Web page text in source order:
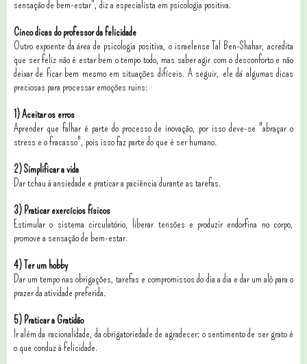
sensação de bem-estar", diz a especialista em psicologia positiva.
Cinco dicas do professor da felicidade
Outro expoente da área de psicologia positiva, o israelense Tal Ben-Shahar, acredita
que ser feliz não é estar bem o tempo todo, mas saber agir com o desconforto e não
deixar de ficar bem mesmo em situações difíceis. A seguir, ele dá algumas dicas
preciosas para processar emoções ruins:
1) Aceitar os erros
Aprender que falhar é parte do processo de inovação, por isso deve-se "abraçar o
stress e o fracasso", pois isso faz parte do que é ser humano.
2) Simplificar a vida
Dar tchau à ansiedade e praticar a paciência durante as tarefas.
3) Praticar exercícios físicos
Estimular o sistema circulatório, liberar tensões e produzir endorfina no corpo,
promove a sensação de bem-estar.
4) Ter um hobby
Dar um tempo nas obrigações, tarefas e compromissos do dia a dia e dar um alô para o
prazer da atividade preferida.
5) Praticar a Gratidão
Ir além da racionalidade, da obrigatoriedade de agradecer; o sentimento de ser grato é
o que conduz à felicidade.